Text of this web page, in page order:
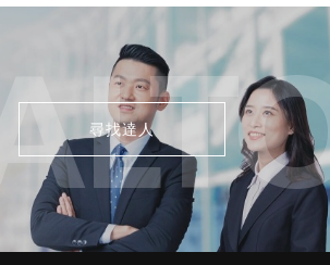
尋找達人